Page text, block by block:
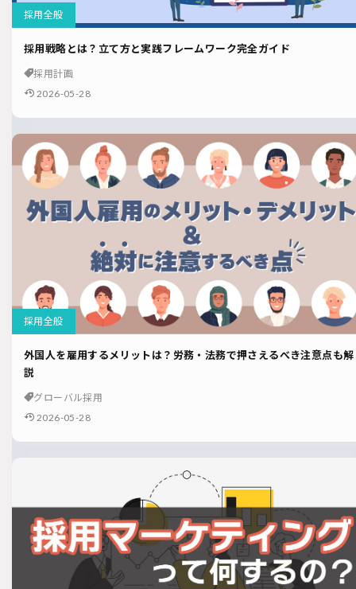
採用全般
採用戦略とは？立て方と実践フレームワーク完全ガイド
採用計画
2026-05-28
採用全般
外国人を雇用するメリットは？労務・法務で押さえるべき注意点も解
説
グローバル採用
2026-05-28